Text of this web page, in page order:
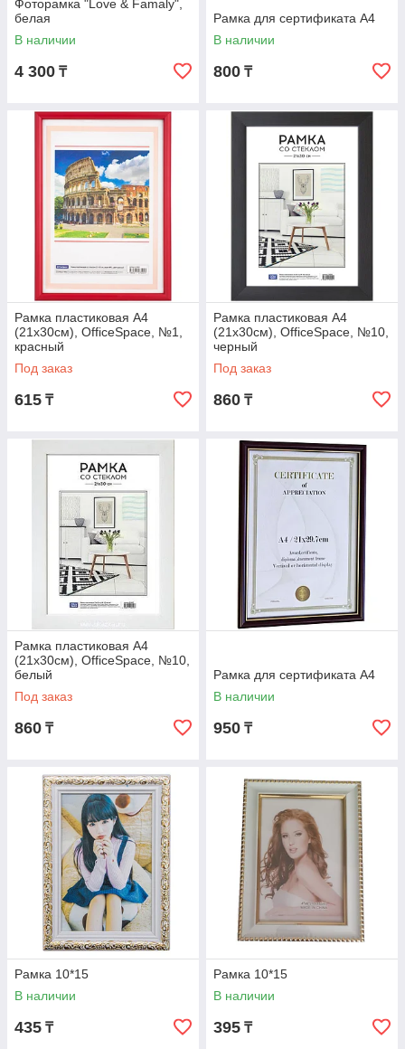
Фоторамка "Love & Famaly",
белая
В наличии
4 300 ₸
Рамка для сертификата А4
В наличии
800 ₸
Рамка пластиковая А4
(21x30см), OfficeSpace, №1,
красный
Под заказ
615 ₸
Рамка пластиковая А4
(21x30см), OfficeSpace, №10,
черный
Под заказ
860 ₸
Рамка пластиковая А4
(21x30см), OfficeSpace, №10,
белый
Под заказ
860 ₸
Рамка для сертификата А4
В наличии
950 ₸
Рамка 10*15
В наличии
435 ₸
Рамка 10*15
В наличии
395 ₸